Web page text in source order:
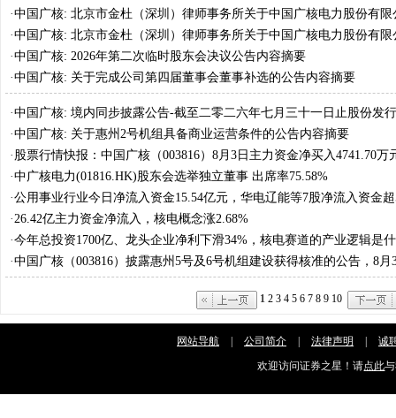
·中国广核: 北京市金杜（深圳）律师事务所关于中国广核电力股份有限
年第二次临时股东会之法律意见书
·中国广核: 北京市金杜（深圳）律师事务所关于中国广核电力股份有限
年第二次临时股东会之法律意见书内容摘要
·中国广核: 2026年第二次临时股东会决议公告内容摘要
·中国广核: 关于完成公司第四届董事会董事补选的公告内容摘要
·中国广核: 境内同步披露公告-截至二零二六年七月三十一日止股份发
变动月报表内容摘要
·中国广核: 关于惠州2号机组具备商业运营条件的公告内容摘要
· 股票行情快报：中国广核（003816）8月3日主力资金净买入4741.70万
·中广核电力(01816.HK)股东会选举独立董事 出席率75.58%
·公用事业行业今日净流入资金15.54亿元，华电辽能等7股净流入资金
· 26.42亿主力资金净流入，核电概念涨2.68%
·今年总投资1700亿、龙头企业净利下滑34%，核电赛道的产业逻辑是
·中国广核（003816）披露惠州5号及6号机组建设获得核准的公告，8月
涨0.73%
1 2 3 4 5 6 7 8 9 10
网站导航 | 公司简介 | 法律声明 |
诚
欢迎访问证券之星！请点此